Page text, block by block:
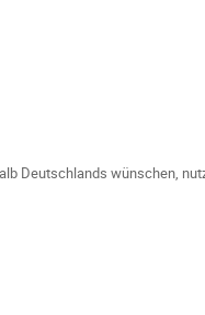
Deutschlands wünschen,